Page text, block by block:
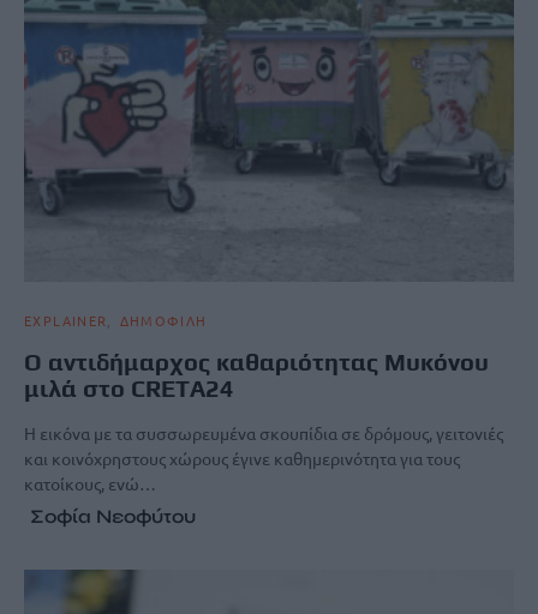
EXPLAINER ΔΗΜΟΦΙΛΗ
O αντιδήμαρχος καθαριότητας Μυκόνου
μιλά στο CRETA24
Η εικόνα με τα συσσωρευμένα σκουπίδια σε δρόμους, γειτονιές
και κοινόχρηστους χώρους έγινε καθημερινότητα για τους
κατοίκους, ενώ…
Σοφία Νεοφύτου